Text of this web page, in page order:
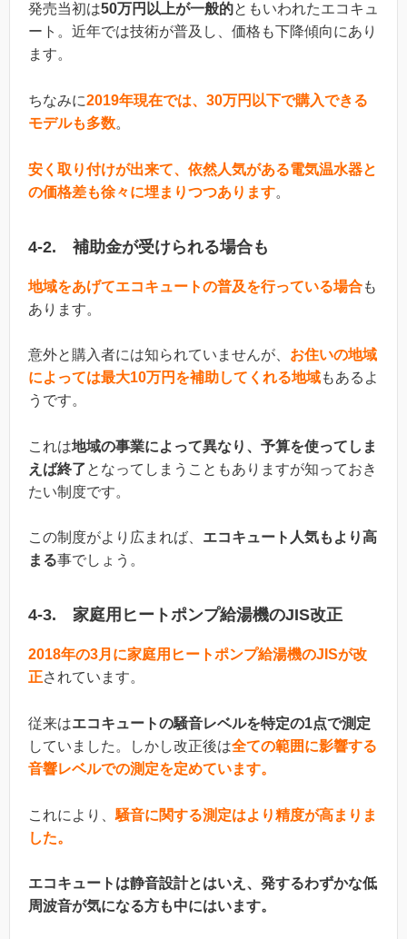
発売当初は50万円以上が一般的ともいわれたエコキュ
ート。近年では技術が普及し、価格も下降傾向にあり
ます。
ちなみに2019年現在では、30万円以下で購入できる
モデルも多数。
安く取り付けが出来て、依然人気がある電気温水器と
の価格差も徐々に埋まりつつあります。
4-2. 補助金が受けられる場合も
地域をあげてエコキュートの普及を行っている場合も
あります。
意外と購入者には知られていませんが、 お住いの地域
によっては最大10万円を補助してくれる地域もあるよ
うです。
これは地域の事業によって異なり、予算を使ってしま
えば終了となってしまうこともありますが知っておき
たい制度です。
この制度がより広まれば、 エコキュート人気もより高
まる事でしょう。
4-3. 家庭用ヒートポンプ給湯機のJIS改正
2018年の3月に家庭用ヒートポンプ給湯機のJISが改
正されています。
従来はエコキュートの騒音レベルを特定の1点で測定
していました。しかし改正後は全ての範囲に影響する
音響レベルでの測定を定めています。
これにより、 騒音に関する測定はより精度が高まりま
した。
エコキュートは静音設計とはいえ、発するわずかな低
周波音が気になる方も中にはいます。